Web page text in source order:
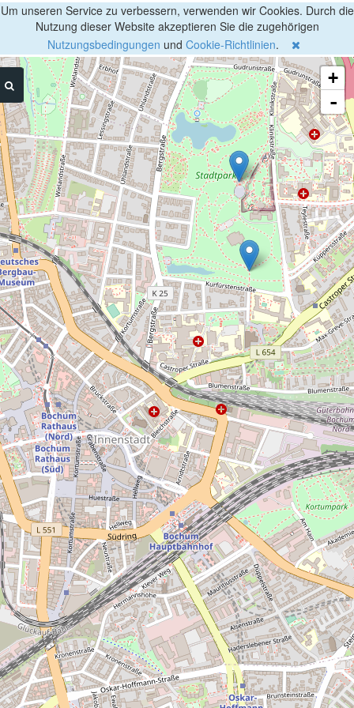
Um unseren Service zu verbessern, verwenden wir Cookies. Durch die
Nutzung dieser Website akzeptieren Sie die zugehörigen
Nutzungsbedingungen und Cookie-Richtlinien.
+
-